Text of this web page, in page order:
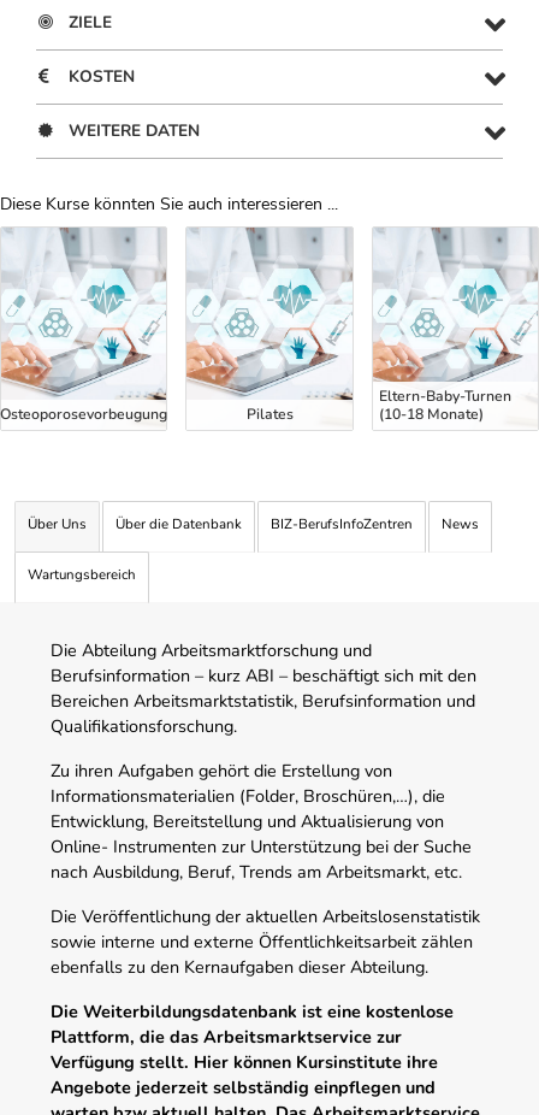
ZIELE
KOSTEN
WEITERE DATEN
Diese Kurse könnten Sie auch interessieren ...
Uber Weiterbildungsvorschläge
Osteoporosevorbeugung Pilates
Eltern-Baby-Turnen
(10-18 Monate)
Über Uns Über die Datenbank BIZ-BerufsInfoZentren News
Wartungsbereich
Die Abteilung Arbeitsmarktforschung und
Berufsinformation – kurz ABI – beschäftigt sich mit den
Bereichen Arbeitsmarktstatistik, Berufsinformation und
Qualifikationsforschung.
Zu ihren Aufgaben gehört die Erstellung von
Informationsmaterialien (Folder, Broschüren,…), die
Entwicklung, Bereitstellung und Aktualisierung von
Online- Instrumenten zur Unterstützung bei der Suche
nach Ausbildung, Beruf, Trends am Arbeitsmarkt, etc.
Die Veröffentlichung der aktuellen Arbeitslosenstatistik
sowie interne und externe Öffentlichkeitsarbeit zählen
ebenfalls zu den Kernaufgaben dieser Abteilung.
Die Weiterbildungsdatenbank ist eine kostenlose
Plattform, die das Arbeitsmarktservice zur
Verfügung stellt. Hier können Kursinstitute ihre
Angebote jederzeit selbständig einpflegen und